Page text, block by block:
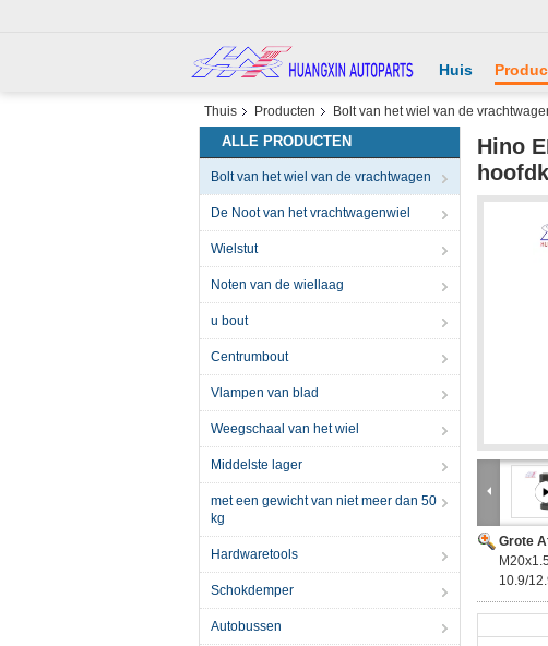
Huis
Thuis Producten Bolt van het wiel van de
ALLE PRODUCTEN
Bolt van het wiel van de vrachtwagen
De Noot van het vrachtwagenwiel
Wielstut
Noten van de wiellaag
u bout
Centrumbout
Vlampen van blad
Weegschaal van het wiel
Middelste lager
met een gewicht van niet meer dan 50
kg
Hardwaretools
Schokdemper
Autobussen
Hino
Grote
10.9/